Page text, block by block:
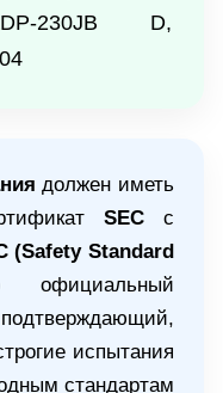
230JB D,
должен иметь
SEC с
(Safety Standard
подтверждающий,
испытания
стандартам